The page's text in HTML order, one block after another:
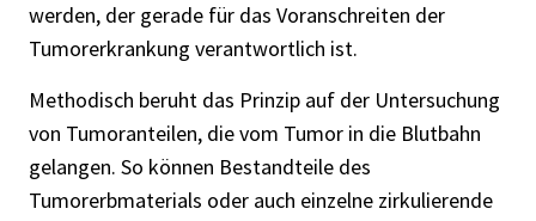
werden, der gerade für das Voranschreiten der
Tumorerkrankung verantwortlich ist.
Methodisch beruht das Prinzip auf der Untersuchung
von Tumoranteilen, die vom Tumor in die Blutbahn
gelangen. So können Bestandteile des
Tumorerbmaterials oder auch einzelne zirkulierende